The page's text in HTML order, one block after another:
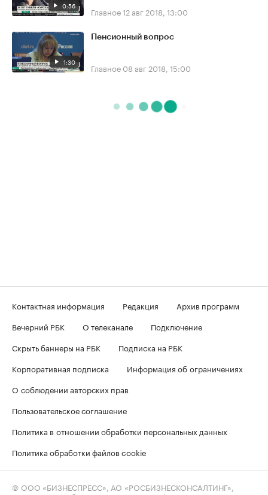
0:56 Главное12 авг 2018, 13:00
1:30
Пенсионный вопрос
Главное 08 авг 2018, 15:00
Контактная информация Редакция
Архив программ
Вечерний РБК
О телеканале
Подключение
Скрыть баннеры на РБК
Подписка на РБК
Корпоративная подписка
Информация об ограничениях
О соблюдении авторских прав
Пользовательское соглашение
Политика в отношении обработки персональных данных
Политика обработки файлов cookie
© ООО «БИЗНЕСПРЕСС», АО «РОСБИЗНЕСКОНСАЛТИНГ»,